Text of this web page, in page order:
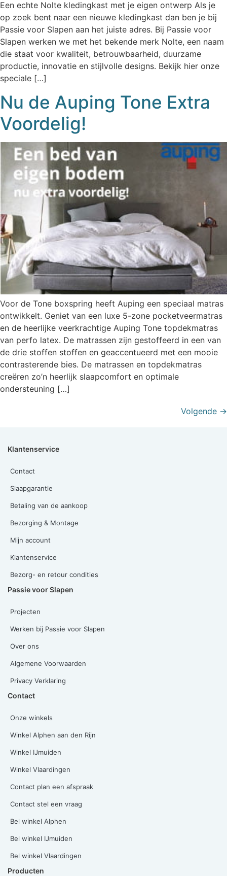
Een echte Nolte kledingkast met je eigen ontwerp Als je
op zoek bent naar een nieuwe kledingkast dan ben je bij
Passie voor Slapen aan het juiste adres. Bij Passie voor
Slapen werken we met het bekende merk Nolte, een naam
die staat voor kwaliteit, betrouwbaarheid, duurzame
productie, innovatie en stijlvolle designs. Bekijk hier onze
speciale […]
Nu de Auping Tone Extra
Voordelig!
Voor de Tone boxspring heeft Auping een speciaal matras
ontwikkelt. Geniet van een luxe 5-zone pocketveermatras
en de heerlijke veerkrachtige Auping Tone topdekmatras
van perfo latex. De matrassen zijn gestoffeerd in een van
de drie stoffen stoffen en geaccentueerd met een mooie
contrasterende bies. De matrassen en topdekmatras
creëren zo’n heerlijk slaapcomfort en optimale
ondersteuning […]
Volgende →
Klantenservice
Contact
Slaapgarantie
Betaling van de aankoop
Bezorging & Montage
Mijn account
Klantenservice
Bezorg- en retour condities
Passie voor Slapen
Projecten
Werken bij Passie voor Slapen
Over ons
Algemene Voorwaarden
Privacy Verklaring
Contact
Onze winkels
Winkel Alphen aan den Rijn
Winkel IJmuiden
Winkel Vlaardingen
Contact plan een afspraak
Contact stel een vraag
Bel winkel Alphen
Bel winkel IJmuiden
Bel winkel Vlaardingen
Producten